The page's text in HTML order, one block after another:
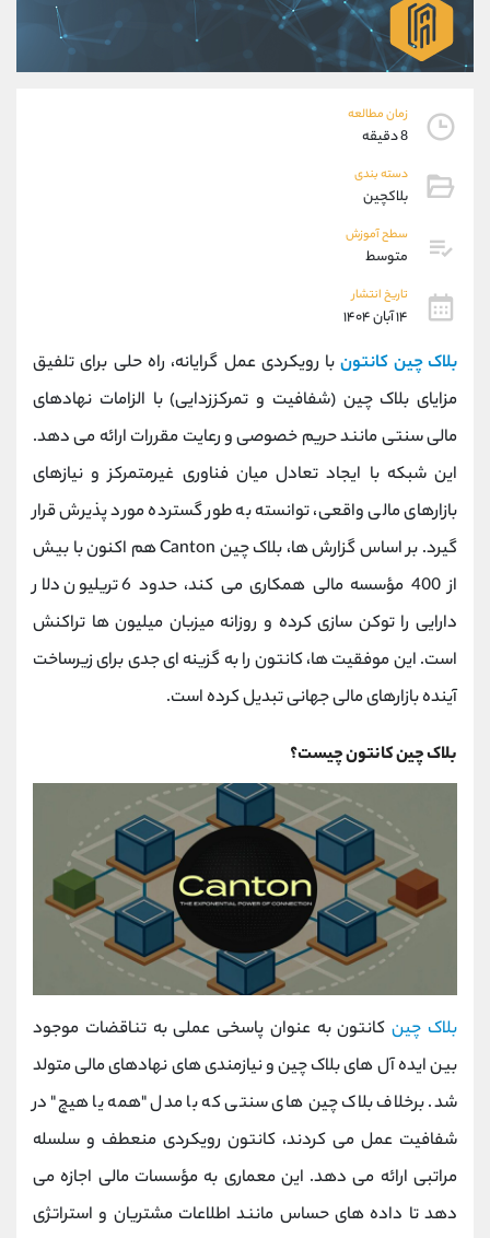
زمان مطالعه
8 دقیقه
دسته بندی
بلاکچین
سطح آموزش
متوسط
تاریخ انتشار
۱۴ آبان ۱۴۰۴
بلاک چین کانتونبا رویکردی عمل ‌گرایانه، راه‌ حلی برای تلفیق
مزایای بلاک چین (شفافیت و تمرکززدایی) با الزامات نهادهای
مالی سنتی مانند حریم خصوصی و رعایت مقررات ارائه می‌ دهد.
این شبکه با ایجاد تعادل میان فناوری غیرمتمرکز و نیازهای
بازارهای مالی واقعی، توانسته به طور گسترده مورد پذیرش قرار
گیرد. بر اساس گزارش‌ ها، بلاک چین Canton هم ‌اکنون با بیش
از 400 مؤسسه مالی همکاری می ‌کند، حدود 6 تریلیون دلار
دارایی را توکن ‌سازی کرده و روزانه میزبان میلیون ‌ها تراکنش
است. این موفقیت ‌ها، کانتون را به گزینه ‌ای جدی برای زیرساخت
آینده بازارهای مالی جهانی تبدیل کرده است.
بلاک چین کانتون چیست؟
بلاک چینکانتون به ‌عنوان پاسخی عملی به تناقضات موجود
بین ایده ‌آل ‌های بلاک چین و نیازمندی ‌های نهادهای مالی متولد
شد. برخلاف بلاک چین‌ های سنتی که با مدل "همه یا هیچ" در
شفافیت عمل می‌ کردند، کانتون رویکردی منعطف و سلسله‌
مراتبی ارائه می‌ دهد. این معماری به مؤسسات مالی اجازه می‌
دهد تا داده‌ های حساس مانند اطلاعات مشتریان و استراتژی
واتساپ شروع گفتگو
تلگرام @Armteam_admin_103
پشتیبان فروش
موبایل
اطلاعات تماس
تلفن 021-22021030
021-22021040
بدون پیش شماره
اینستاگرام @alireza.mehrabii
کانال تلگرام @alirezamehrabi_com
@alirezamehrabi_official